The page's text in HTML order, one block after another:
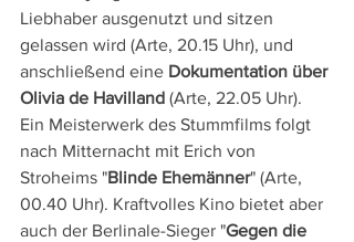
Liebhaber ausgenutzt und sitzen
gelassen wird (Arte, 20.15 Uhr), und
anschließend eine Dokumentation über
Olivia de Havilland (Arte, 22.05 Uhr).
Ein Meisterwerk des Stummfilms folgt
nach Mitternacht mit Erich von
Stroheims "Blinde Ehemänner" (Arte,
00.40 Uhr). Kraftvolles Kino bietet aber
auch der Berlinale-Sieger "Gegen die